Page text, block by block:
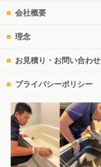
会社概要
理念
お見積り・お問い合わせ
プライバシーポリシー